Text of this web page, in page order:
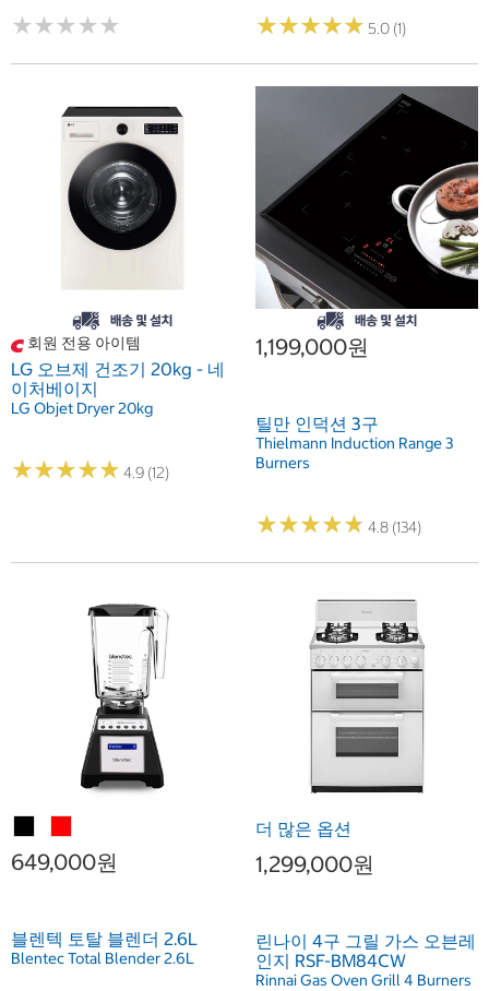
★★★★★
★★★★★ ★★★★★
★★★★★ 5.0 (1)
회원 전용 아이템
LG 오브제 건조기 20kg - 네
이처베이지
LG Objet Dryer 20kg
★★★★★
★★★★★ 4.9 (12)
1,199,000원
틸만 인덕션 3구
Thielmann Induction Range 3
Burners
★★★★★
★★★★★ 4.8 (134)
649,000원
블렌텍 토탈 블렌더 2.6L
Blentec Total Blender 2.6L
더 많은 옵션
1,299,000원
린나이 4구 그릴 가스 오븐레
인지 RSF-BM84CW
Rinnai Gas Oven Grill 4 Burners